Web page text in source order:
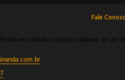
Fale
em contato conosco através de um